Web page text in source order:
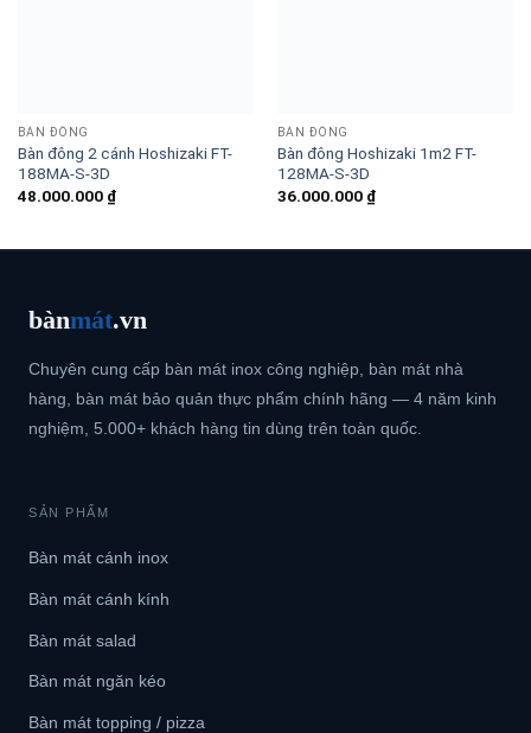
BÀN ĐÔNG
Bàn đông 2 cánh Hoshizaki FT-
188MA-S-3D
48.000.000 ₫
BÀN ĐÔNG
Bàn đông Hoshizaki 1m2 FT-
128MA-S-3D
36.000.000 ₫
bànmát.vn
Chuyên cung cấp bàn mát inox công nghiệp, bàn mát nhà
hàng, bàn mát bảo quản thực phẩm chính hãng — 4 năm kinh
nghiệm, 5.000+ khách hàng tin dùng trên toàn quốc.
SẢN PHẨM
Bàn mát cánh inox
Bàn mát cánh kính
Bàn mát salad
Bàn mát ngăn kéo
Bàn mát topping / pizza